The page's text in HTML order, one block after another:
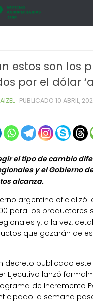
estos son los
por el dólar
· PUBLICADO 10 ABRIL,
el tipo de cambio
y el Gobierno
alcanza.
argentino oficializó
para los productores
y, a la vez,
que gozarán de
decreto publicado este
Ejecutivo lanzó
de Incremento
la semana